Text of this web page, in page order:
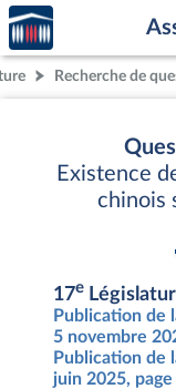
Aller au contenu
Aller en bas de la
Accèder
à la
page
d'accueilRecherche de
Existence
chinois
17e
Publication de
5 novembre
Publication de
juin 2025,